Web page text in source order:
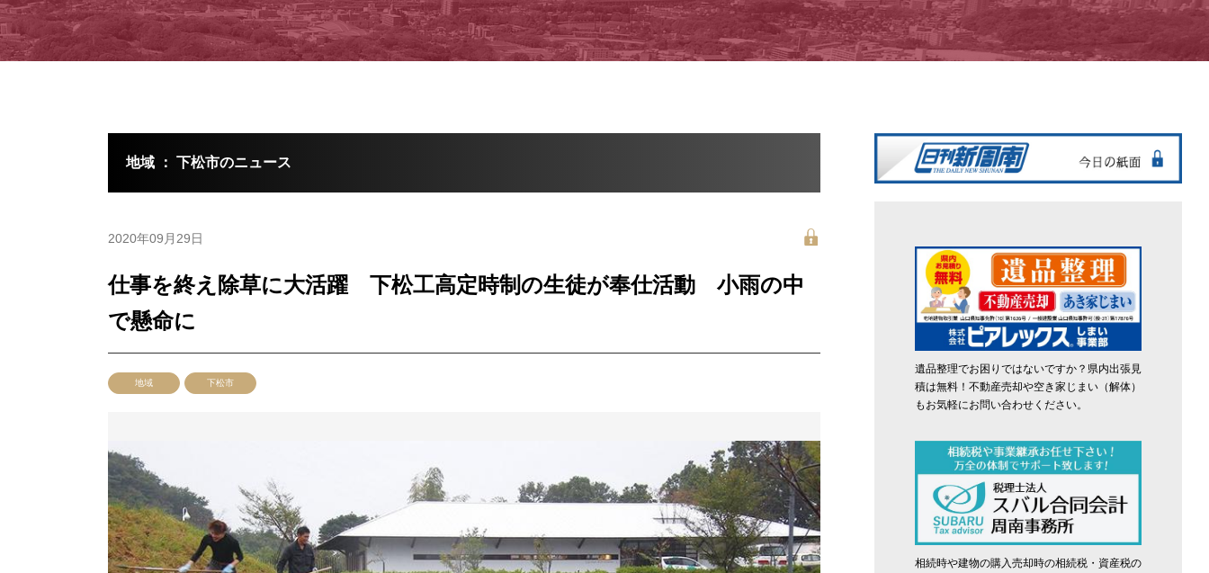
地域 ： 下松市のニュース
2020年09月29日
仕事を終え除草に大活躍 下松工高定時制の生徒が奉仕活動 小雨の中
で懸命に
地域 下松市
遺品整理でお困りではないですか？県内出張見
積は無料！不動産売却や空き家じまい（解体）
もお気軽にお問い合わせください。
相続時や建物の購入売却時の相続税・資産税の